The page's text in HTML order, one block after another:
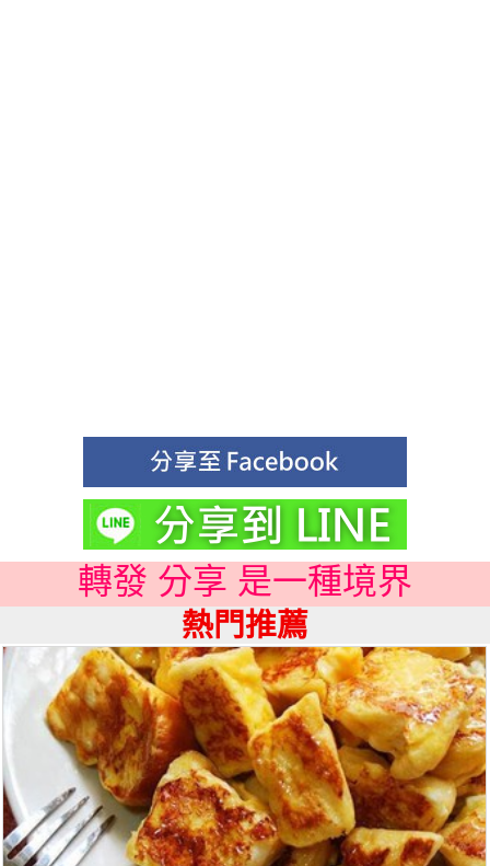
轉發 分享 是一種境界
熱門推薦